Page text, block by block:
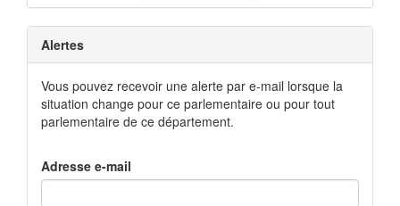
Alertes
Vous pouvez recevoir une alerte par e-mail lorsque la
situation change pour ce parlementaire ou pour tout
parlementaire de ce département.
Adresse e-mail